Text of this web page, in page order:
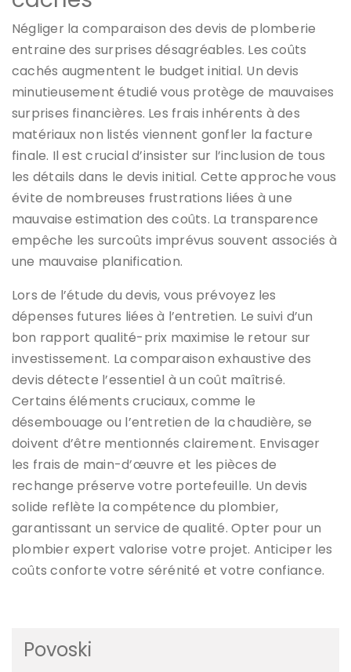
Négliger la comparaison des devis de plomberie
entraine des surprises désagréables. Les coûts
cachés augmentent le budget initial. Un devis
minutieusement étudié vous protège de mauvaises
surprises financières. Les frais inhérents à des
matériaux non listés viennent gonfler la facture
finale. Il est crucial d’insister sur l’inclusion de tous
les détails dans le devis initial. Cette approche vous
évite de nombreuses frustrations liées à une
mauvaise estimation des coûts. La transparence
empêche les surcoûts imprévus souvent associés à
une mauvaise planification.
Lors de l’étude du devis, vous prévoyez les
dépenses futures liées à l’entretien. Le suivi d’un
bon rapport qualité-prix maximise le retour sur
investissement. La comparaison exhaustive des
devis détecte l’essentiel à un coût maîtrisé.
Certains éléments cruciaux, comme le
désembouage ou l’entretien de la chaudière, se
doivent d’être mentionnés clairement. Envisager
les frais de main-d’œuvre et les pièces de
rechange préserve votre portefeuille. Un devis
solide reflète la compétence du plombier,
garantissant un service de qualité. Opter pour un
plombier expert valorise votre projet. Anticiper les
coûts conforte votre sérénité et votre confiance.
Povoski